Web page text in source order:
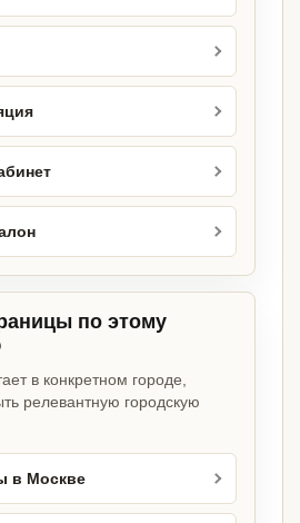
по этому
в конкретном городе,
релевантную городскую
в Москве